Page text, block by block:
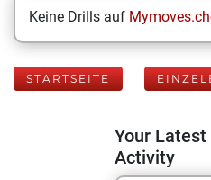
Keine Drills auf
STARTSEITE
Your Latest
Activity